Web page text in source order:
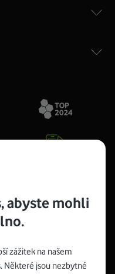
abyste mohli
zážitek na našem
Některé jsou nezbytné